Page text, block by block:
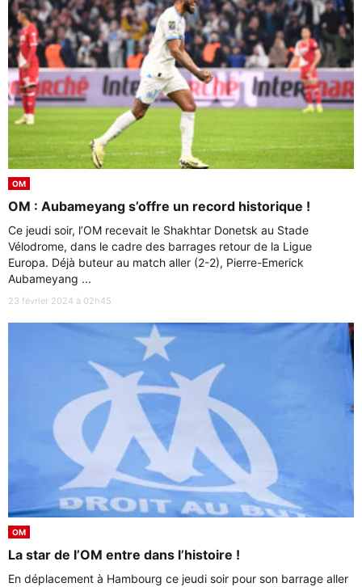
OM
OM : Aubameyang s’offre un record historique !
Ce jeudi soir, l’OM recevait le Shakhtar Donetsk au Stade
Vélodrome, dans le cadre des barrages retour de la Ligue
Europa. Déjà buteur au match aller (2-2), Pierre-Emerick
Aubameyang ...
23 février 2024 à 02h45
OM
La star de l’OM entre dans l’histoire !
En déplacement à Hambourg ce jeudi soir pour son barrage aller